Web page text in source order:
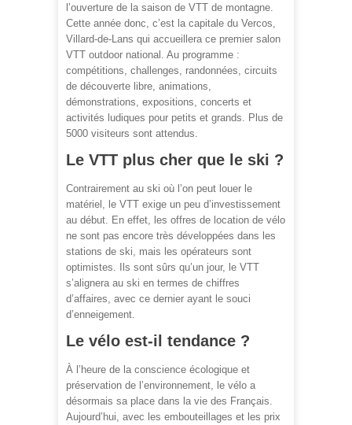
l’ouverture de la saison de VTT de montagne.
Cette année donc, c’est la capitale du Vercos,
Villard-de-Lans qui accueillera ce premier salon
VTT outdoor national. Au programme :
compétitions, challenges, randonnées, circuits
de découverte libre, animations,
démonstrations, expositions, concerts et
activités ludiques pour petits et grands. Plus de
5000 visiteurs sont attendus.
Le VTT plus cher que le ski ?
Contrairement au ski où l’on peut louer le
matériel, le VTT exige un peu d’investissement
au début. En effet, les offres de location de vélo
ne sont pas encore très développées dans les
stations de ski, mais les opérateurs sont
optimistes. Ils sont sûrs qu’un jour, le VTT
s’alignera au ski en termes de chiffres
d’affaires, avec ce dernier ayant le souci
d’enneigement.
Le vélo est-il tendance ?
À l’heure de la conscience écologique et
préservation de l’environnement, le vélo a
désormais sa place dans la vie des Français.
Aujourd’hui, avec les embouteillages et les prix